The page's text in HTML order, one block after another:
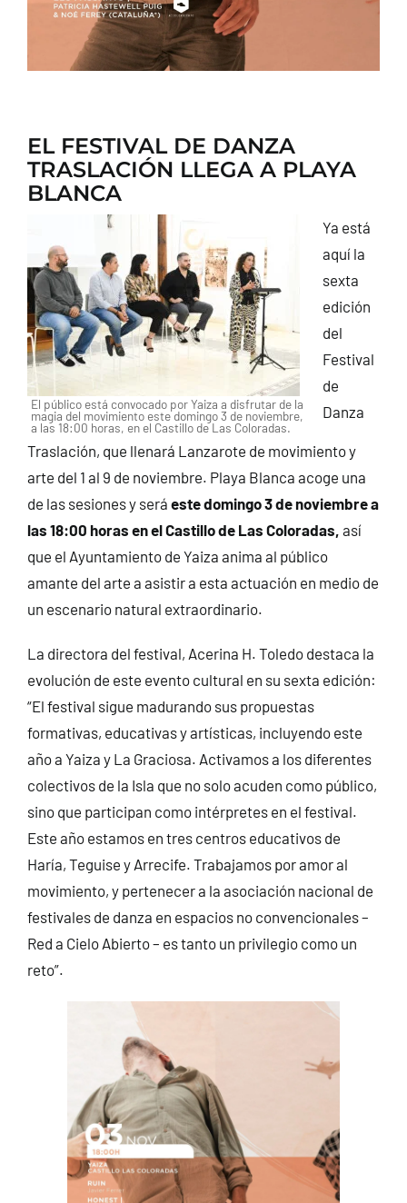
EL FESTIVAL DE DANZA
TRASLACIÓN LLEGA A PLAYA
BLANCA
El público está convocado por Yaiza a disfrutar de la
magia del movimiento este domingo 3 de noviembre,
a las 18:00 horas, en el Castillo de Las Coloradas.
Ya está
aquí la
sexta
edición
del
Festival
de
Danza
Traslación, que llenará Lanzarote de movimiento y
arte del 1 al 9 de noviembre. Playa Blanca acoge una
de las sesiones y será este domingo 3 de noviembre a
las 18:00 horas en el Castillo de Las Coloradas, así
que el Ayuntamiento de Yaiza anima al público
amante del arte a asistir a esta actuación en medio de
un escenario natural extraordinario.
La directora del festival, Acerina H. Toledo destaca la
evolución de este evento cultural en su sexta edición:
“El festival sigue madurando sus propuestas
formativas, educativas y artísticas, incluyendo este
año a Yaiza y La Graciosa. Activamos a los diferentes
colectivos de la Isla que no solo acuden como público,
sino que participan como intérpretes en el festival.
Este año estamos en tres centros educativos de
Haría, Teguise y Arrecife. Trabajamos por amor al
movimiento, y pertenecer a la asociación nacional de
festivales de danza en espacios no convencionales –
Red a Cielo Abierto – es tanto un privilegio como un
reto”.